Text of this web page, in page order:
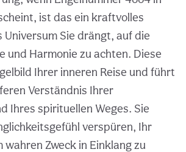
ist das ein kraftvolles
Universum Sie drängt, auf die
und Harmonie zu achten. Diese
Ihrer inneren Reise und führt
Verständnis Ihrer
Ihres spirituellen Weges. Sie
verspüren, Ihr
wahren Zweck in Einklang zu